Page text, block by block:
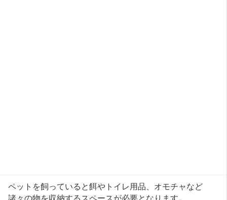
ペットを飼っていると餌やトイレ用品、オモチャなど
諸々の物を収納するスペースが必要となります。